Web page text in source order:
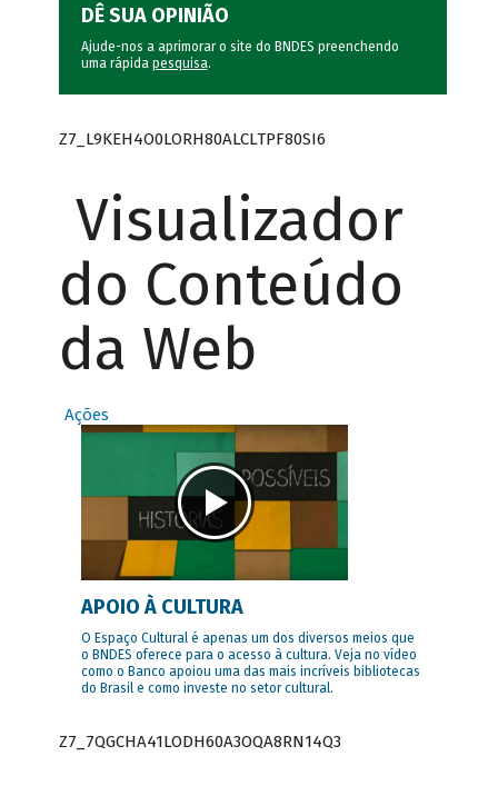
DÊ SUA OPINIÃO
Ajude-nos a aprimorar o site do BNDES preenchendo
uma rápida pesquisa.
Z7_L9KEH4O0LORH80ALCLTPF80SI6
Visualizador
do Conteúdo
da Web
Ações
APOIO À CULTURA
O Espaço Cultural é apenas um dos diversos meios que
o BNDES oferece para o acesso à cultura. Veja no vídeo
como o Banco apoiou uma das mais incríveis bibliotecas
do Brasil e como investe no setor cultural.
Z7_7QGCHA41LODH60A3OQA8RN14Q3